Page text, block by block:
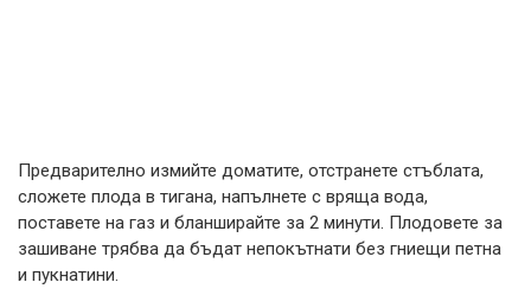
Предварително измийте доматите, отстранете стъблата,
сложете плода в тигана, напълнете с вряща вода,
поставете на газ и бланширайте за 2 минути. Плодовете за
зашиване трябва да бъдат непокътнати без гниещи петна
и пукнатини.